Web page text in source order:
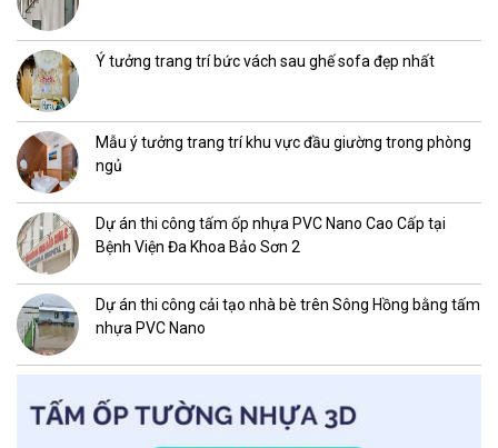
Ý tưởng trang trí bức vách sau ghế sofa đẹp nhất
Mẫu ý tưởng trang trí khu vực đầu giường trong phòng
ngủ
Dự án thi công tấm ốp nhựa PVC Nano Cao Cấp tại
Bệnh Viện Đa Khoa Bảo Sơn 2
Dự án thi công cải tạo nhà bè trên Sông Hồng bằng tấm
nhựa PVC Nano